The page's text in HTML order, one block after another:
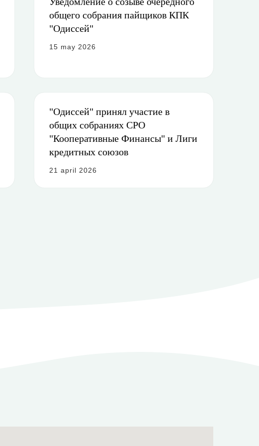
общего собрания пайщиков КПК
"Одиссей"
15 may 2026
"Одиссей" принял участие в
общих собраниях СРО
"Кооперативные Финансы" и Лиги
кредитных союзов
21 april 2026